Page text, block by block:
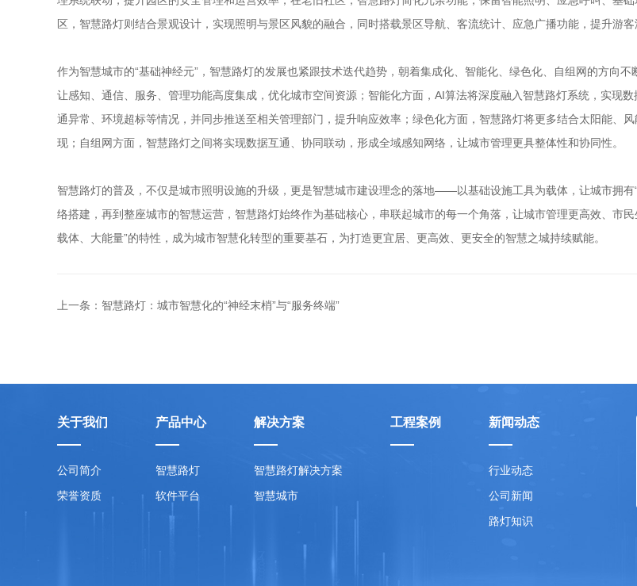
区，智慧路灯则结合景观设计，实现照明与景区风貌的融合，同时搭载景区导航、客流统计、应急广播功能，提升游客
作为智慧城市的“基础神经元”，智慧路灯的发展也紧跟技术迭代趋势，朝着集成化、智能化、绿色化、自组网的方向
让感知、通信、服务、管理功能高度集成，优化城市空间资源；智能化方面，AI算法将深度融入智慧路灯系统，实现
通异常、环境超标等情况，并同步推送至相关管理部门，提升响应效率；绿色化方面，智慧路灯将更多结合太阳能、
现；自组网方面，智慧路灯之间将实现数据互通、协同联动，形成全域感知网络，让城市管理更具整体性和协同性。
智慧路灯的普及，不仅是城市照明设施的升级，更是智慧城市建设理念的落地——以基础设施工具为载体，让城市拥有
络搭建，再到整座城市的智慧运营，智慧路灯始终作为基础核心，串联起城市的每一个角落，让城市管理更高效、市
载体、大能量”的特性，成为城市智慧化转型的重要基石，为打造更宜居、更高效、更安全的智慧之城持续赋能。
上一条：智慧路灯：城市智慧化的“神经末梢”与“服务终端”
关于我们
公司简介
荣誉资质
产品中心
智慧路灯
软件平台
解决方案
智慧路灯解决方案
智慧城市
工程案例 新闻动态
行业动态
公司新闻
路灯知识